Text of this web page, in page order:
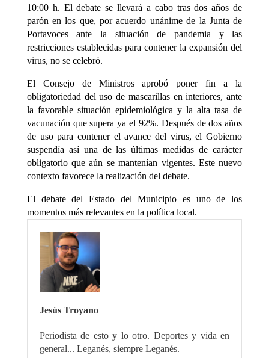
10:00 h. El debate se llevará a cabo tras dos años de
parón en los que, por acuerdo unánime de la Junta de
Portavoces ante la situación de pandemia y las
restricciones establecidas para contener la expansión del
virus, no se celebró.
El Consejo de Ministros aprobó poner fin a la
obligatoriedad del uso de mascarillas en interiores, ante
la favorable situación epidemiológica y la alta tasa de
vacunación que supera ya el 92%. Después de dos años
de uso para contener el avance del virus, el Gobierno
suspendía así una de las últimas medidas de carácter
obligatorio que aún se mantenían vigentes. Este nuevo
contexto favorece la realización del debate.
El debate del Estado del Municipio es uno de los
momentos más relevantes en la política local.
Jesús Troyano
Periodista de esto y lo otro. Deportes y vida en
general... Leganés, siempre Leganés.